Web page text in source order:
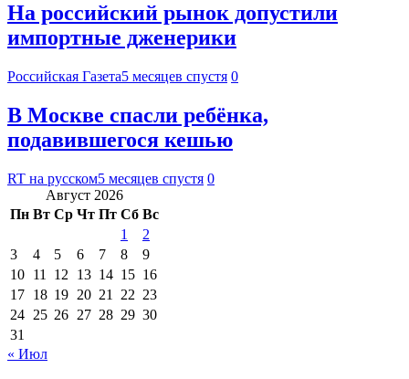
На российский рынок допустили
импортные дженерики
Российская Газета5 месяцев спустя 0
В Москве спасли ребёнка,
подавившегося кешью
RT на русском5 месяцев спустя 0
Август 2026
Пн Вт Ср Чт Пт Сб Вс
1
2
3
4 5 6 7 8
9
10 11 12 13 14 15 16
17 18 19 20 21 22 23
24 25 26 27 28 29 30
31
« Июл